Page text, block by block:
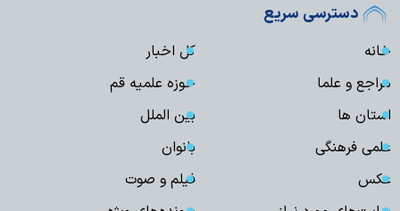
دسترسی سریع
خانه
کل اخبار
مراجع و علما
حوزه علمیه قم
استان ها
بین الملل
علمی فرهنگی
بانوان
عکس
فیلم و صوت